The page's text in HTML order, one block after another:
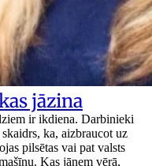
jāzina
ir ikdiena. Darbinieki
ka, aizbraucot uz
pilsētas vai pat valsts
Kas jāņem vērā,